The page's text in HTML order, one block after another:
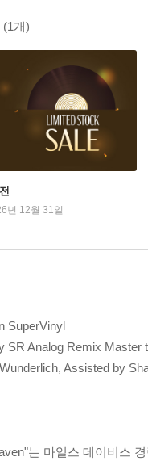
(1개)
년 12월 31일
SuperVinyl
SR Analog Remix Master
Assisted by
는 마일스 데이비스